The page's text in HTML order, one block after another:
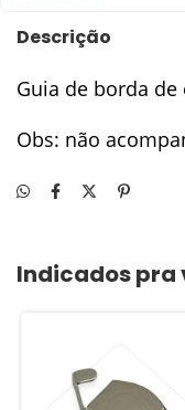
Descrição
Guia de borda
Obs: não
Indicados pra